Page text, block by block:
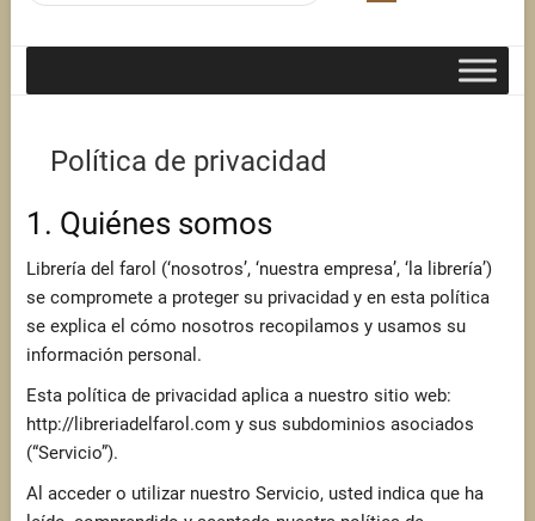
Política de privacidad
1. Quiénes somos
Librería del farol (‘nosotros’, ‘nuestra empresa’, ‘la librería’)
se compromete a proteger su privacidad y en esta política
se explica el cómo nosotros recopilamos y usamos su
información personal.
Esta política de privacidad aplica a nuestro sitio web:
http://libreriadelfarol.com y sus subdominios asociados
(“Servicio”).
Al acceder o utilizar nuestro Servicio, usted indica que ha